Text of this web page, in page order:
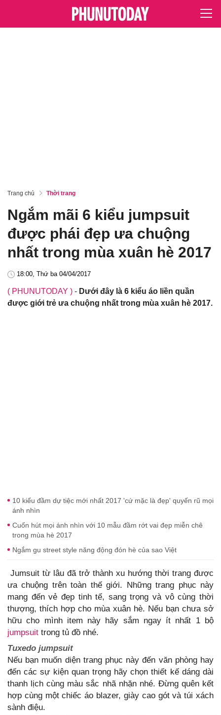
Trang chủ Thời trang
Ngắm mãi 6 kiểu jumpsuit
được phái đẹp ưa chuộng
nhất trong mùa xuân hè 2017
18:00, Thứ ba 04/04/2017
( PHUNUTODAY ) - Dưới đây là 6 kiểu áo liền quần
được giới trẻ ưa chuộng nhất trong mùa xuân hè 2017.
10 kiểu đầm dự tiệc mới nhất 2017 'cứ mặc là đẹp' quyến rũ mọi
ánh nhìn
Cuốn hút mọi ánh nhìn với 10 mẫu đầm rớt vai đẹp miễn chê
trong mùa hè 2017
Ngắm gu street style năng động đón hè của sao Việt
Jumsuit từ lâu đã trở thành xu hướng thời trang được
ưa chuộng trên toàn thế giới. Những trang phục này
mang đến vẻ đẹp tinh tế, sang trọng và vô cùng thời
thượng, thích hợp cho mùa xuân hè. Nếu bạn chưa sở
hữu cho mình item này hãy sắm ngay ít nhất 1 bộ
jumpsuit trong tủ đồ nhé.
Tuxedo jumpsuit
Nếu bạn muốn diện trang phục này đến văn phòng hay
đến các sự kiện quan trọng hãy chọn thiết kế dáng dài
thanh lịch cùng màu sắc nhã nhặn nhé. Đừng quên kết
hợp cùng một chiếc áo blazer, giày cao gót và túi xách
sành điệu.